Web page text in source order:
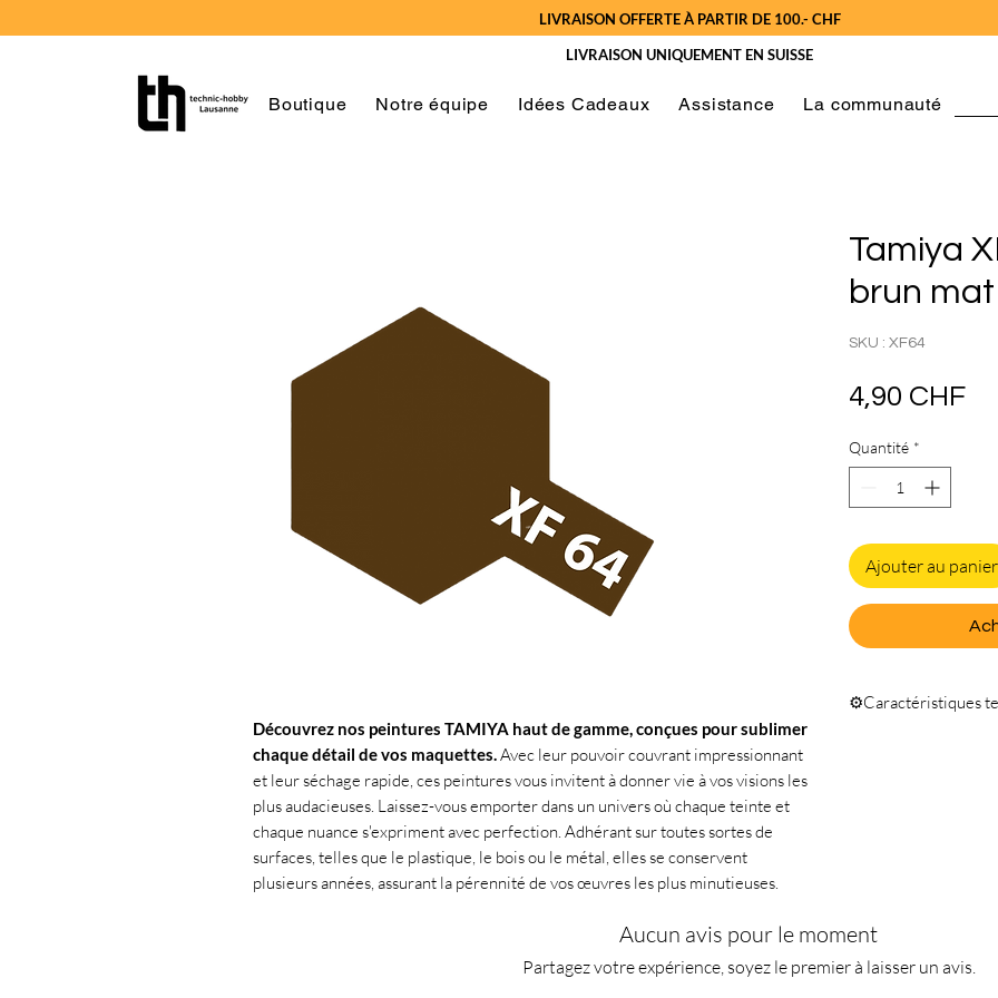
LIVRAISON OFFERTE À PARTIR DE 100.- CHF
LIVRAISON UNIQUEMENT EN SUISSE
Boutique Notre équipe Idées Cadeaux Assistance La communauté
Découvrez nos peintures TAMIYA haut de gamme, conçues pour sublimer
chaque détail de vos maquettes.Avec leur pouvoir couvrant impressionnant
et leur séchage rapide, ces peintures vous invitent à donner vie à vos visions les
plus audacieuses. Laissez-vous emporter dans un univers où chaque teinte et
chaque nuance s'expriment avec perfection. Adhérant sur toutes sortes de
surfaces, telles que le plastique, le bois ou le métal, elles se conservent
plusieurs années, assurant la pérennité de vos œuvres les plus minutieuses.
Tamiya
brun mat
SKU : XF64
4,90 CHF
Quantité *
Ajouter au panier
⚙️Caractéristiques
Aucun avis pour le moment
Partagez votre expérience, soyez le premier à laisser un avis.